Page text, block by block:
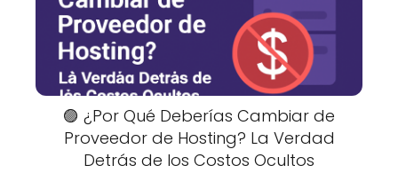
🟣 ¿Por Qué Deberías Cambiar de
Proveedor de Hosting? La Verdad
Detrás de los Costos Ocultos